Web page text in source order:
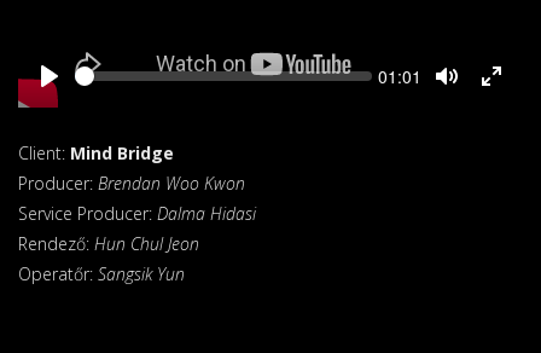
Seek Current
01:01
Client: Mind Bridge
Producer: Brendan Woo Kwon
Service Producer: Dalma Hidasi
Rendező: Hun Chul Jeon
Operatőr: Sangsik Yun